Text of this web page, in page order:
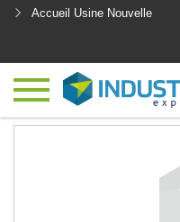
Accueil Usine Nouvelle